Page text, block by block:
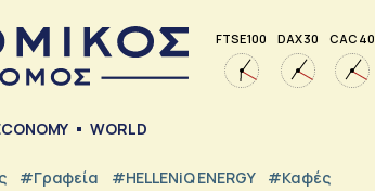
FTSE 100 DAX 30 CAC 40
WORLD
#Γραφεία #HELLENiQ ENERGY #καφές